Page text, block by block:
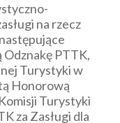
na rzecz
PTTK,
Turystyki w
Honorową
Turystyki
za Zasługi dla